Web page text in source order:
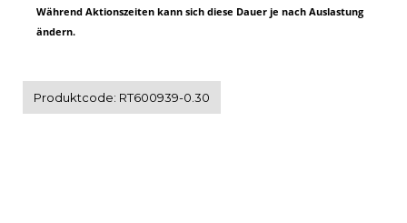
Während Aktionszeiten kann sich diese Dauer je nach Auslastung
ändern.
Produktcode: RT600939-0.30